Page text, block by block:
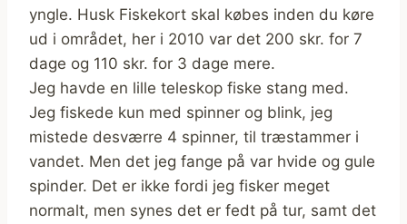
yngle. Husk Fiskekort skal købes inden du køre
ud i området, her i 2010 var det 200 skr. for 7
dage og 110 skr. for 3 dage mere.
Jeg havde en lille teleskop fiske stang med.
Jeg fiskede kun med spinner og blink, jeg
mistede desværre 4 spinner, til træstammer i
vandet. Men det jeg fange på var hvide og gule
spinder. Det er ikke fordi jeg fisker meget
normalt, men synes det er fedt på tur, samt det